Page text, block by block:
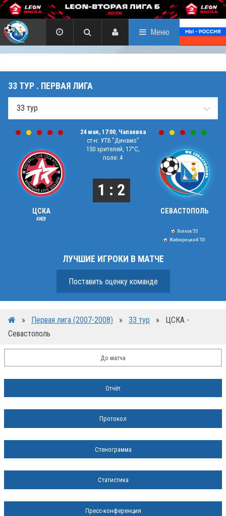
Меню
33 ТУР . ПЕРВАЯ ЛИГА
ЦСКА
КИЕВ
24 мая, 17:00, Чапаевка
ст-н: УТБ "Динамо"
150 зрителей, 17°C,
поле: 4
1 : 2
СЕВАСТОПОЛЬ
Волков '35
Жабокрицкий '50
ЛУЧШИЕ ИГРОКИ В МАТЧЕ
Поставить оценку команде
» Первая лига (2007-2008) » 33 тур »
ЦСКА -
Севастополь
До матча
Отчёт
Протокол
Стенограмма
Статистика
Пресс-конференция